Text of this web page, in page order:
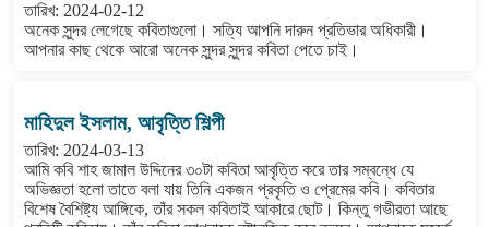
তারিখ: 2024-02-12
অনেক সুন্দর লেগেছে কবিতাগুলো। সত্যি আপনি দারুন প্রতিভার অধিকারী।
আপনার কাছ থেকে আরো অনেক সুন্দর সুন্দর কবিতা পেতে চাই।
মাহিদুল ইসলাম, আবৃত্তি শিল্পী
তারিখ: 2024-03-13
আমি কবি শাহ জামাল উদ্দিনের ৩০টা কবিতা আবৃত্তি করে তার সম্বন্ধে যে
অভিজ্ঞতা হলো তাতে বলা যায় তিনি একজন প্রকৃতি ও প্রেমের কবি। কবিতার
বিশেষ বৈশিষ্ট্য আঙ্গিকে, তাঁর সকল কবিতাই আকারে ছোট। কিন্তু গভীরতা আছে